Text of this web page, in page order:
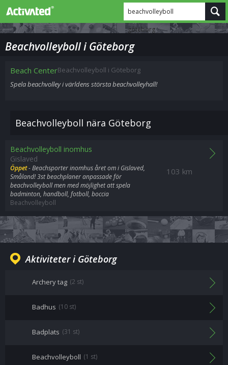
beachvolleyboll
göteborg
Beachvolleyboll i Göteborg
Beach CenterBeachvolleyboll i Göteborg
Spela beachvolley i världens största beachvolleyhall!
Beachvolleyboll nära Göteborg
103 km
Beachvolleyboll inomhus
Gislaved
Öppet- Beachsporter inomhus året om i Gislaved,
Småland! 3st beachplaner anpassade för
beachvolleyboll men med möjlighet att spela
badminton, handboll, fotboll, boccia
Beachvolleyboll
Aktiviteter i Göteborg
Archery tag (2 st)
Badhus (10 st)
Badplats (31 st)
Beachvolleyboll (1 st)